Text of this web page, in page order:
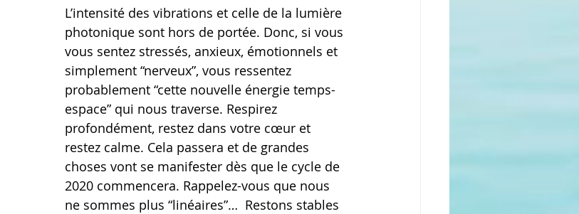
L’intensité des vibrations et celle de la lumière
photonique sont hors de portée. Donc, si vous
vous sentez stressés, anxieux, émotionnels et
simplement “nerveux”, vous ressentez
probablement “cette nouvelle énergie temps-
espace” qui nous traverse. Respirez
profondément, restez dans votre cœur et
restez calme. Cela passera et de grandes
choses vont se manifester dès que le cycle de
2020 commencera. Rappelez-vous que nous
ne sommes plus “linéaires”…  Restons stables